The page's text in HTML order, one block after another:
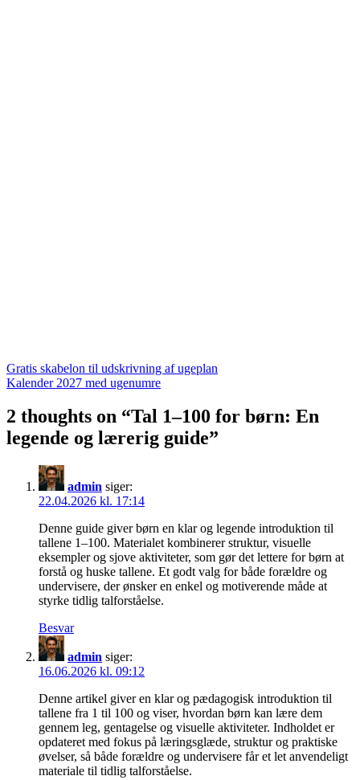
Indlægsnavigation
Gratis skabelon til udskrivning af ugeplan
Kalender 2027 med ugenumre
2 thoughts on “Tal 1–100 for børn: En
legende og lærerig guide”
admin siger:
22.04.2026 kl. 17:14
Denne guide giver børn en klar og legende introduktion til
tallene 1–100. Materialet kombinerer struktur, visuelle
eksempler og sjove aktiviteter, som gør det lettere for børn at
forstå og huske tallene. Et godt valg for både forældre og
undervisere, der ønsker en enkel og motiverende måde at
styrke tidlig talforståelse.
Besvar
admin siger:
16.06.2026 kl. 09:12
Denne artikel giver en klar og pædagogisk introduktion til
tallene fra 1 til 100 og viser, hvordan børn kan lære dem
gennem leg, gentagelse og visuelle aktiviteter. Indholdet er
opdateret med fokus på læringsglæde, struktur og praktiske
øvelser, så både forældre og undervisere får et let anvendeligt
materiale til tidlig talforståelse.